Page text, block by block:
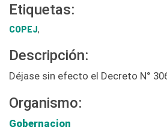
Etiquetas:
COPEJ,
Descripción:
Déjase sin efecto el Decreto N°
Organismo:
Gobernacion